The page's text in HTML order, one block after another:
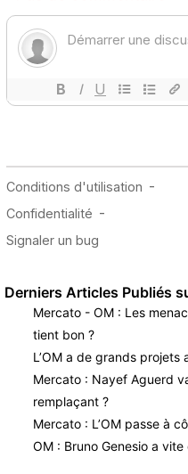
Derniers Articles Publiés
Mercato - OM : Les
tient bon ?
L’OM a de grands projets
Mercato : Nayef Aguerd
remplaçant ?
Mercato : L’OM passe à
OM : Bruno Genesio a